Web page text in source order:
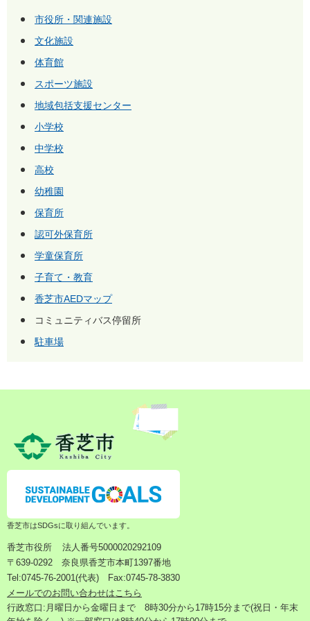
市役所・関連施設
文化施設
体育館
スポーツ施設
地域包括支援センター
小学校
中学校
高校
幼稚園
保育所
認可外保育所
学童保育所
子育て・教育
香芝市AEDマップ
コミュニティバス停留所
駐車場
香芝市はSDGsに取り組んでいます。
香芝市役所
法人番号5000020292109
〒639-0292 奈良県香芝市本町1397番地
Tel:0745-76-2001(代表) Fax:0745-78-3830
メールでのお問い合わせはこちら
行政窓口:月曜日から金曜日まで 8時30分から17時15分まで(祝日・年末